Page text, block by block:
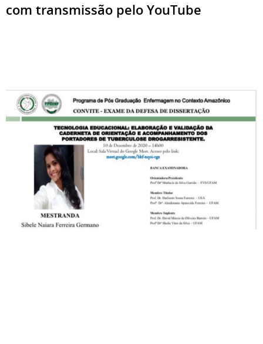
com transmissão pelo YouTube